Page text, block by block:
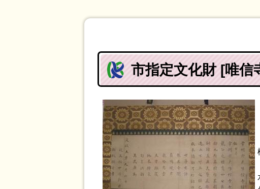
市指定文化財 [唯